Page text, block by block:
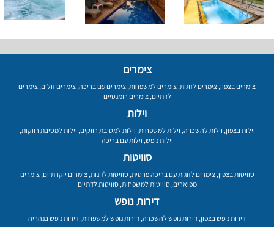
צימרים
צימרים בצפון, צימרים לזוגות, צימרים למשפחות, צימרים עם בריכה, צימרים זולים, צימרים
לדתיים,צימרים רומנטיים
וילות
וילות בצפון, וילות להשכרה, וילות למשפחות, וילות למסיבת רווקים, וילות למסיבת רווקות,
וילות נופש, וילות עם בריכה
סוויטות
סוויטות בצפון,צימרים לזוגות עם בריכה פרטית,סוויטות לזוגות,צימרים יוקרתיים,צימרים
מפוארים,סוויטות למשפחות,סוויטות לדתיים
דירות נופש
דירות נופש בצפון, דירות נופש להשכרה, דירות נופש למשפחות, דירות נופש בנהריה